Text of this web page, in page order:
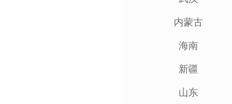
内蒙古
海南
新疆
山东